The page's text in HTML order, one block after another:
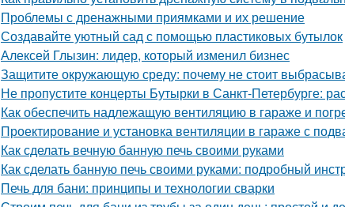
Проблемы с дренажными приямками и их решение
Создавайте уютный сад с помощью пластиковых бутылок
Алексей Глызин: лидер, который изменил бизнес
Защитите окружающую среду: почему не стоит
Не пропустите концерты Бутырки в Санкт-Петербурге:
Как обеспечить надлежащую вентиляцию в гараже и
Проектирование и установка вентиляции в гараже с
Как сделать вечную банную печь своими руками
Как сделать банную печь своими руками: подробный
Печь для бани: принципы и технологии сварки